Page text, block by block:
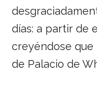
días: a partir de
creyéndose que
de Palacio de